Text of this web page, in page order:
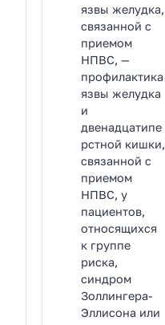
язвы желудка,
связанной с
приемом
НПВС, —
профилактика
язвы желудка
и
двенадцатипе
рстной кишки,
связанной с
приемом
НПВС, у
пациентов,
относящихся
к группе
риска,
синдром
Золлингера-
Эллисона или